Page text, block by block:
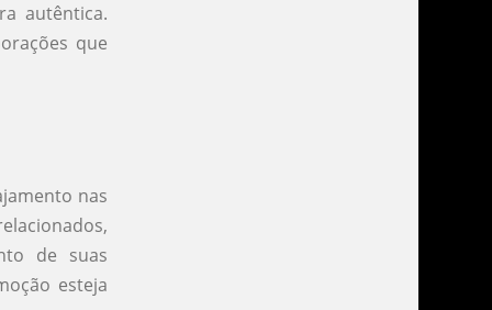
autêntica.
que
nas
de suas
esteja